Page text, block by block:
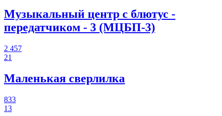
Музыкальный центр с блютус -
передатчиком - 3 (МЦБП-3)
2 457
21
Маленькая сверлилка
833
13